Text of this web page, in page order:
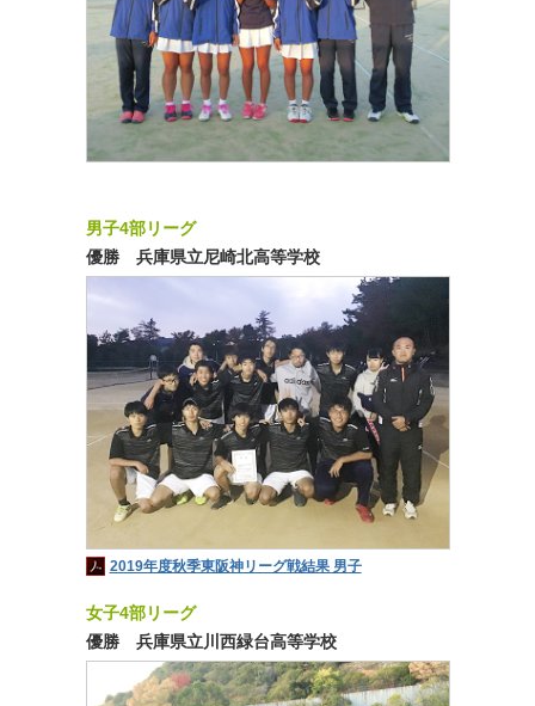
男子4部リーグ
優勝 兵庫県立尼崎北高等学校
2019年度秋季東阪神リーグ戦結果 男子
女子4部リーグ
優勝 兵庫県立川西緑台高等学校